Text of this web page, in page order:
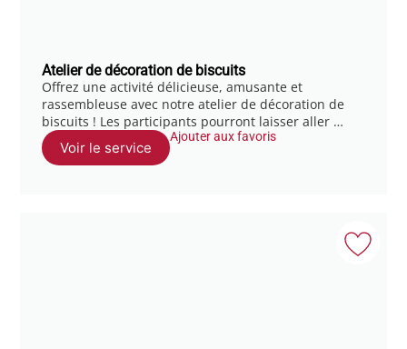
Atelier de décoration de biscuits
Offrez une activité délicieuse, amusante et
rassembleuse avec notre atelier de décoration de
biscuits ! Les participants pourront laisser aller …
Voir le service
Ajouter aux favoris